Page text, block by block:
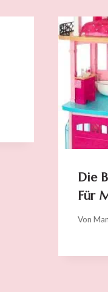
Die
Für
Von